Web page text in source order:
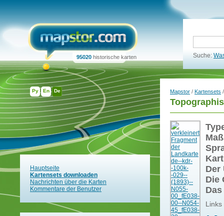
Ру En De
95020 historische karten Suche:
Hauptseite
Kartensets downloaden
Nachrichten über die Karten
Kommentare der Benutzer
Mapstor / Kartensets
Der
Die